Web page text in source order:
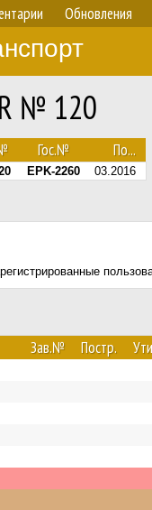
Обновления
№ 120
Гос.№ По...
EPK-2260 03.2016
Зав.№ Постр.